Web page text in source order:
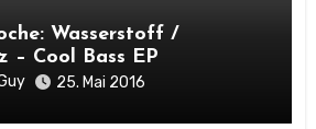
Wasserstoff /
– Cool Bass EP
25. Mai 2016